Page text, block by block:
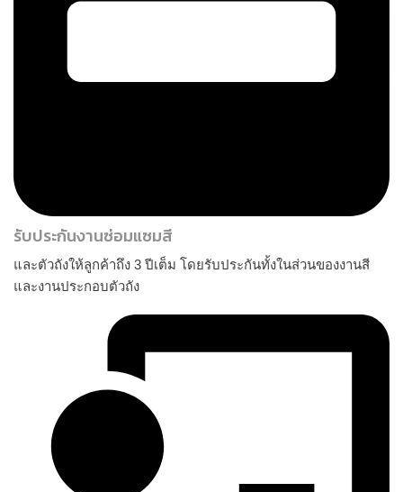
รับประกันงานซ่อมแซมสี
และตัวถังให้ลูกค้าถึง 3 ปีเต็ม โดยรับประกันทั้งในส่วนของงานสี
และงานประกอบตัวถัง